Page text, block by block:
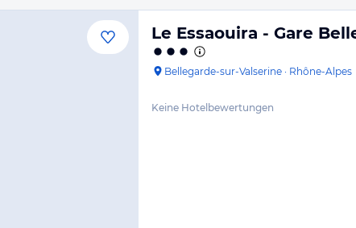
Le Essaouira - Gare
Bellegarde-sur-Valserine · Rhône-Alpes
Keine Hotelbewertungen